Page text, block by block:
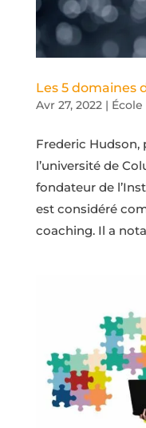
Les 5 domaines
Avr 27, 2022|
Frederic Hudson,
l’université de
fondateur de
est considéré
coaching. Il a